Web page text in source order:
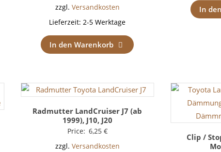
zzgl. Versandkosten
Lieferzeit:2-5 Werktage
In den Warenkorb
In
Radmutter LandCruiser J7 (ab
1999), J10, J20
Price: 6,25 €
zzgl. Versandkosten
Clip /